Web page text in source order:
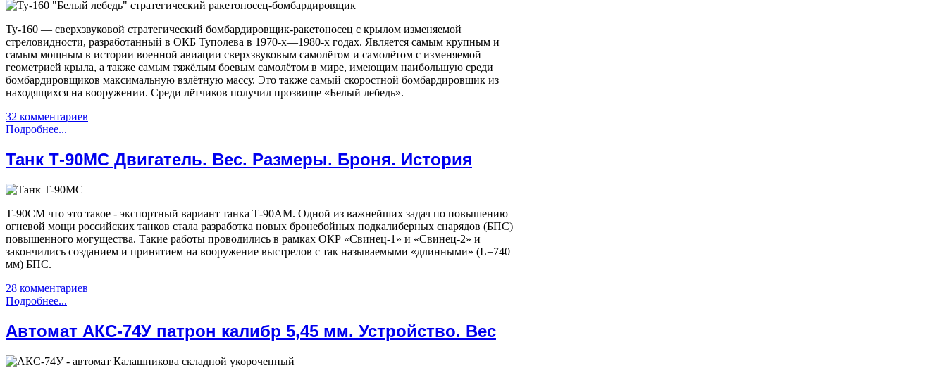
Ту-160 — сверхзвуковой стратегический бомбардировщик-ракетоносец с крылом изменяемой
стреловидности, разработанный в ОКБ Туполева в 1970-х—1980-х годах. Является самым крупным и
самым мощным в истории военной авиации сверхзвуковым самолётом и самолётом с изменяемой
геометрией крыла, а также самым тяжёлым боевым самолётом в мире, имеющим наибольшую среди
бомбардировщиков максимальную взлётную массу. Это также самый скоростной бомбардировщик из
находящихся на вооружении. Среди лётчиков получил прозвище «Белый лебедь».
32 комментариев
Подробнее...
Танк Т-90МС Двигатель. Вес. Размеры. Броня. История
Т-90СМ что это такое - экспортный вариант танка Т-90АМ. Одной из важнейших задач по повышению
огневой мощи российских танков стала разработка новых бронебойных подкалиберных снарядов (БПС)
повышенного могущества. Такие работы проводились в рамках ОКР «Свинец-1» и «Свинец-2» и
закончились созданием и принятием на вооружение выстрелов с так называемыми «длинными» (L=740
мм) БПС.
28 комментариев
Подробнее...
Автомат АКС-74У патрон калибр 5,45 мм. Устройство. Вес